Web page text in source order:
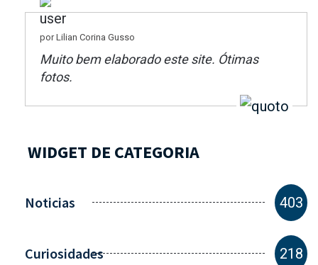
por Lilian Corina Gusso
Muito bem elaborado este site. Ótimas
fotos.
WIDGET DE CATEGORIA
Noticias 403
Curiosidades 218